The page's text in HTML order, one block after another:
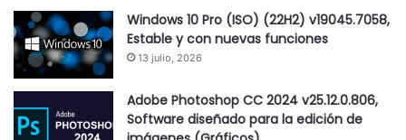
Windows 10 Pro (ISO) (22H2) v19045.7058,
Estable y con nuevas funciones
13 julio, 2026
Adobe Photoshop CC 2024 v25.12.0.806,
Software diseñado para la edición de